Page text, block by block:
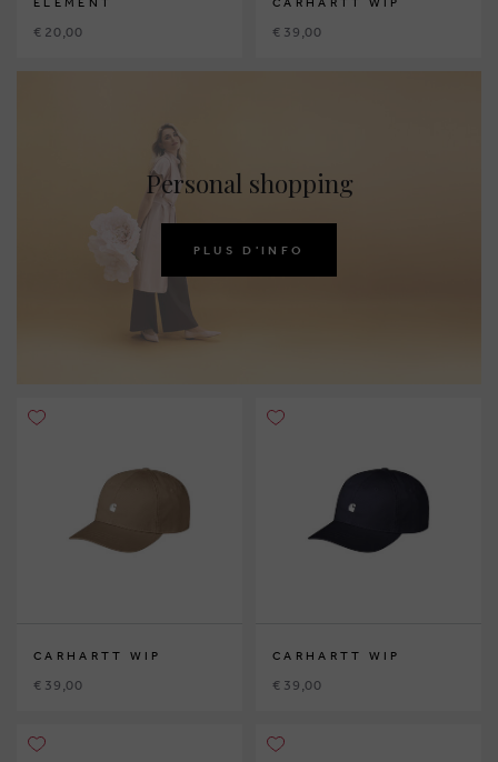
€ 20,00 € 39,00
Personal shopping
PLUS D'INFO
CARHARTT WIP
€ 39,00
CARHARTT WIP
€ 39,00